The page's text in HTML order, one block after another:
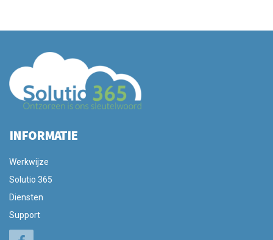
INFORMATIE
Werkwijze
Solutio 365
Diensten
Support